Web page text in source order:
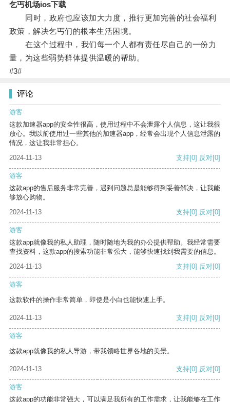
乞丐机场ios下载
同时，政府也应该加大力度，推行更加完善的社会福利
政策，解决乞丐们的根本生活困境。
在这个过程中，我们每一个人都有责任尽自己的一份力
量，为这些弱势群体提供温暖的帮助。
#3#
评论
游客
这款加速器app的安全性很高，使用过程中不会泄露个人信息，这让我很
放心。我以前使用过一些其他的加速器app，经常会出现个人信息泄露的
情况，这让我非常担心。
2024-11-13
支持[0] 反对[0]
游客
这款app的售后服务非常完善，遇到问题总是能够得到妥善解决，让我能
够放心购物。
2024-11-13
支持[0] 反对[0]
游客
这款app就像我的私人助理，随时随地为我的办公提供帮助。我经常需要
查找资料，这款app的搜索功能非常强大，能够快速找到我需要的信息。
2024-11-13
支持[0] 反对[0]
游客
这款软件的操作非常简单，即使是小白也能快速上手。
2024-11-13 支持[0] 反对[0]
游客
这款app就像我的私人导游，带我领略世界各地的美景。
2024-11-13 支持[0] 反对[0]
游客
这款app的功能非常强大，可以满足我所有的工作需求，让我能够在工作